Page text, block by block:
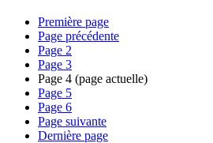
Première page
Page précédente
Page 2
Page 3
Page 4 (page actuelle)
Page 5
Page 6
Page suivante
Dernière page